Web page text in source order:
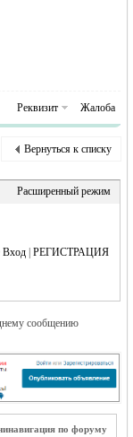
Реквизит Жалоба
Вернуться к списку
Расширенный режим
Вход |РЕГИСТРАЦИЯ
сообщению
по форуму